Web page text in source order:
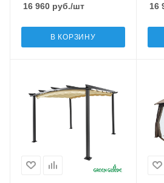
16 960 руб./шт
В КОРЗИНУ
16